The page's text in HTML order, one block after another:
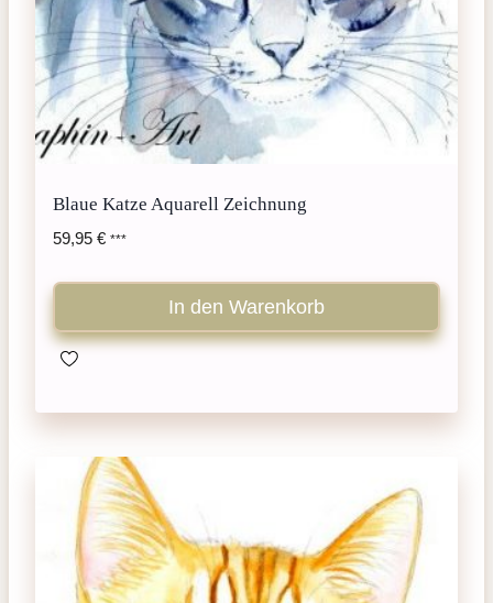
Blaue Katze Aquarell Zeichnung
59,95 € ***
In den Warenkorb